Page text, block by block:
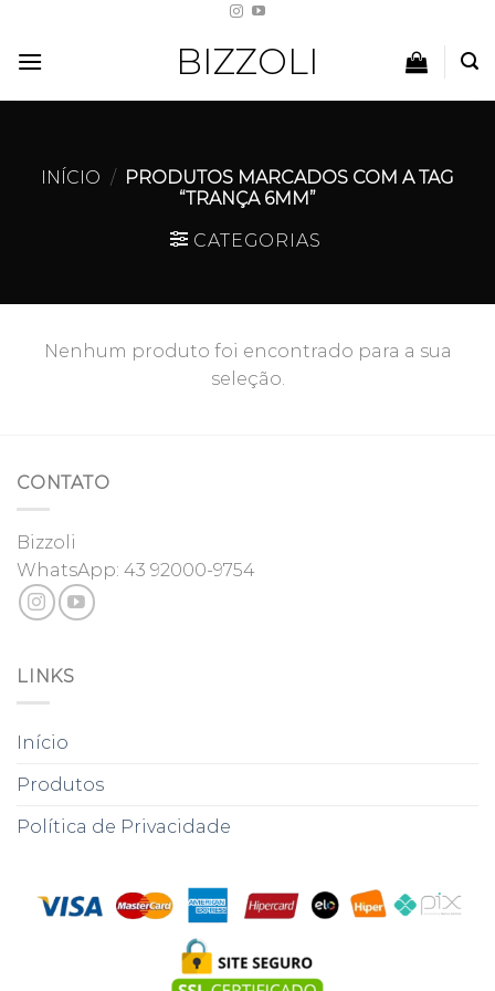
content
BIZZOLI
INÍCIO / PRODUTOS MARCADOS COM A TAG
“TRANÇA 6MM”
CATEGORIAS
Nenhum produto foi encontrado para a sua
seleção.
CONTATO
Bizzoli
WhatsApp: 43 92000-9754
LINKS
Início
Produtos
Política de Privacidade